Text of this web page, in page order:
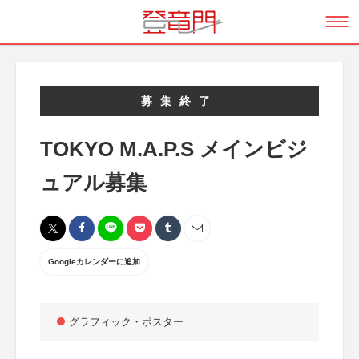
募集終了
TOKYO M.A.P.S メインビジ
ュアル募集
Googleカレンダーに追加
グラフィック・ポスター